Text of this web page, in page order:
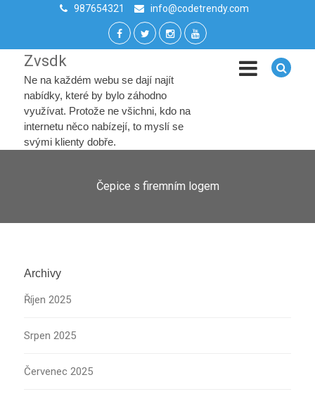
987654321 info@codetrendy.com
Zvsdk
Ne na každém webu se dají najít
nabídky, které by bylo záhodno
využívat. Protože ne všichni, kdo na
internetu něco nabízejí, to myslí se
svými klienty dobře.
Čepice s firemním logem
Archivy
Říjen 2025
Srpen 2025
Červenec 2025